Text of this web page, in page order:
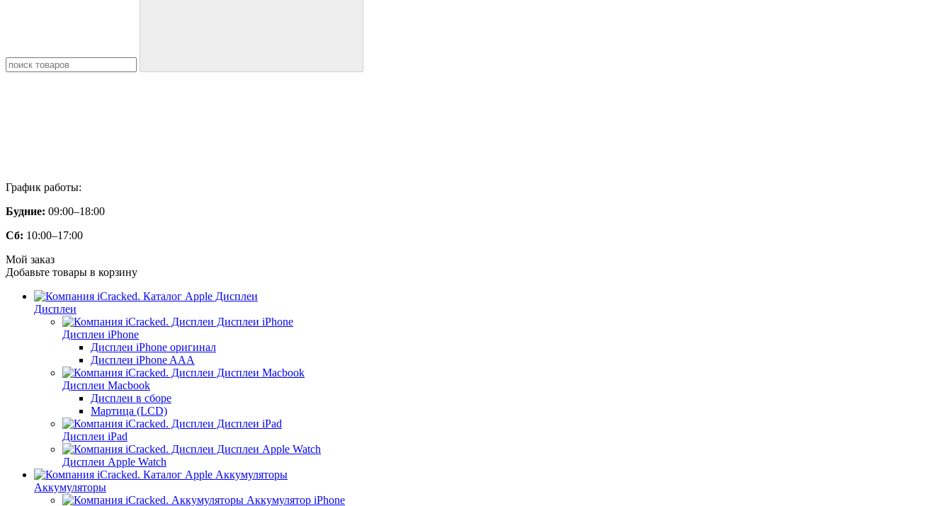
График работы:
Будние: 09:00–18:00
Сб: 10:00–17:00
Мой заказ
Добавьте товары в корзину
Дисплеи
Дисплеи iPhone
Дисплеи iPhone оригинал
Дисплеи iPhone AAA
Дисплеи Macbook
Дисплеи в сборе
Мартица (LCD)
Дисплеи iPad
Дисплеи Apple Watch
Аккумуляторы